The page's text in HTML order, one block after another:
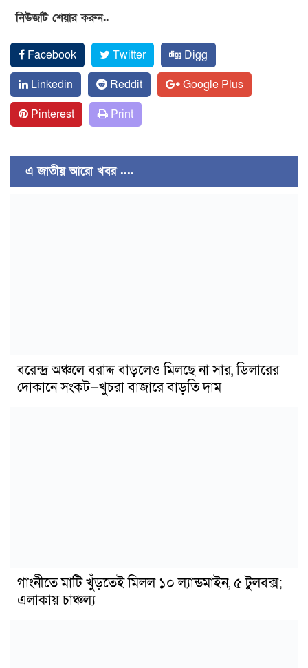
নিউজটি শেয়ার করুন..
Facebook Twitter
Digg
Linkedin
Reddit
Google Plus
Pinterest
Print
এ জাতীয় আরো খবর ....
বরেন্দ্র অঞ্চলে বরাদ্দ বাড়লেও মিলছে না সার, ডিলারের
দোকানে সংকট—খুচরা বাজারে বাড়তি দাম
গাংনীতে মাটি খুঁড়তেই মিলল ১০ ল্যান্ডমাইন, ৫ টুলবক্স;
এলাকায় চাঞ্চল্য